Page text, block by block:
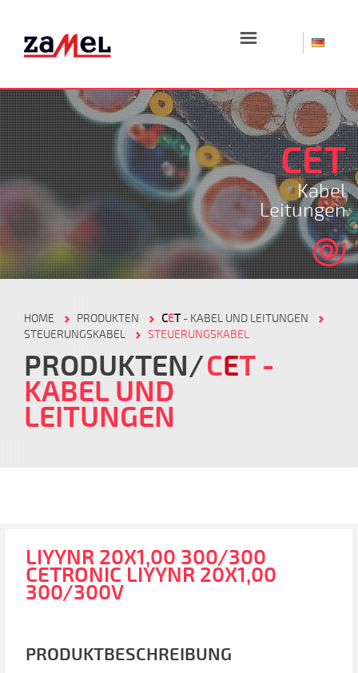
☰
CET
Kabel
Leitungen
HOME PRODUKTEN CET- KABEL UND LEITUNGEN
STEUERUNGSKABEL
STEUERUNGSKABEL
PRODUKTEN CET -
KABEL UND
LEITUNGEN
LIYYNR 20X1,00 300/300
CETRONIC LIYYNR 20X1,00
300/300V
PRODUKTBESCHREIBUNG